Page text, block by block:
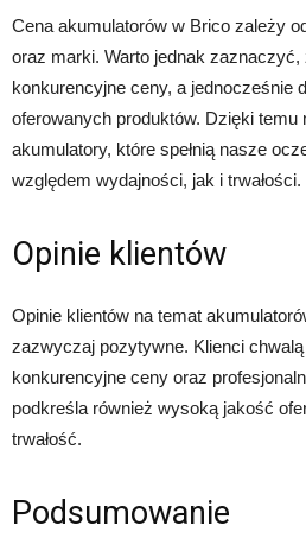
Cena akumulatorów w Brico zależy
oraz marki. Warto jednak zaznaczyć,
konkurencyjne ceny, a jednocześnie
oferowanych produktów. Dzięki temu
akumulatory, które spełnią nasze
względem wydajności, jak i trwałości.
Opinie klientów
Opinie klientów na temat
zazwyczaj pozytywne. Klienci
konkurencyjne ceny oraz
podkreśla również wysoką jakość
trwałość.
Podsumowanie